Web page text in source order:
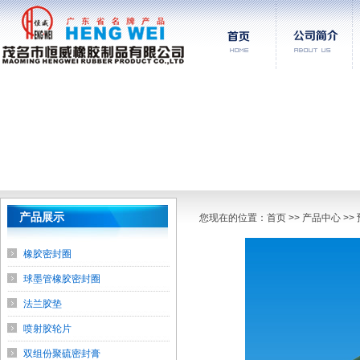
产品展示
橡胶密封圈
球墨管橡胶密封圈
法兰胶垫
喷射胶轮片
双组份聚硫密封膏
您现在的位置： 首页 >> 产品中心 >>